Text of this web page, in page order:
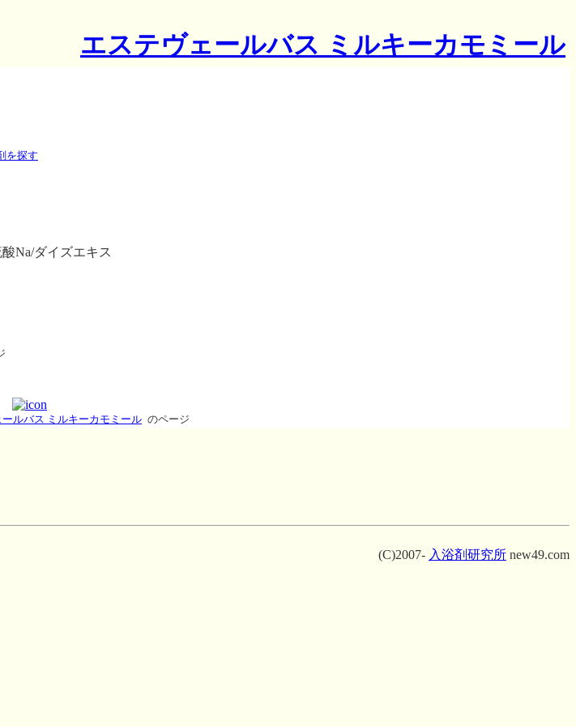
エステヴェールバス ミルキーカモミール
を探す
Na/ダイズエキス
ルバス ミルキーカモミール のページ
(C)2007- 入浴剤研究所 new49.com